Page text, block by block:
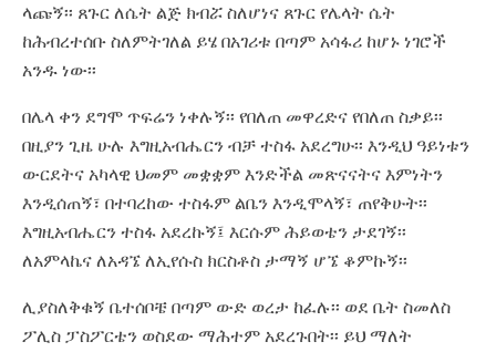
ላጩኝ፡፡ ጸጉር ለሴት ልጅ ክብሯ ስለሆነና ጸጉር የሌላት ሴት
ከሕብረተሰቡ ስለምትገለል ይሄ በአገሪቱ በጣም አሳፋሪ ከሆኑ ነገሮች
አንዱ ነው፡፡
በሌላ ቀን ደግሞ ጥፍሬን ነቀሉኝ፡፡ የበለጠ መዋረድና የበለጠ ስቃይ፡፡
በዚያን ጊዜ ሁሉ እግዚአብሔርን ብቻ ተስፋ አደረግሁ፡፡ እንዲህ ዓይነቱን
ውርደትና አካላዊ ህመም መቋቋም እንድችል መጽናናትና እምነትን
እንዲሰጠኝ፣ በተባረከው ተስፋም ልቤን እንዲሞላኝ፣ ጠየቅሁት፡፡
እግዚአብሔርን ተስፋ አደረኩኝ፤ እርሱም ሕይወቴን ታደገኝ፡፡
ለአምላኬና ለአዳኜ ለኢየሱስ ክርስቶስ ታማኝ ሆኜ ቆምኩኝ፡፡
ሊያስለቅቁኝ ቤተሰቦቼ በጣም ውድ ወረታ ከፈሉ፡፡ ወደ ቤት ስመለስ
ፖሊስ ፓስፖርቴን ወስደው ማሕተም አደረጉበት፡፡ ይህ ማለት